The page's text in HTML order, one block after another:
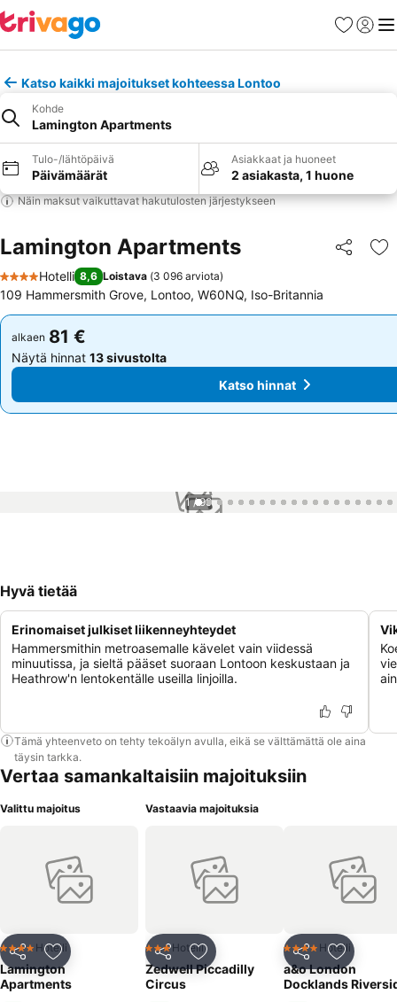
Suosikit
Katso kaikki majoitukset kohteessa Lontoo
Kohde
Lamington Apartments
Tulo-/lähtöpäivä
Päivämäärät
Asiakkaat ja huoneet
2 asiakasta, 1 huone
Näin maksut vaikuttavat hakutulosten järjestykseen
Lamington Apartments Jaa
4 Tähtiluokitus
Hotelli 8,6 Loistava (3 096 arviota)
109 Hammersmith Grove, Lontoo, W60NQ, Iso-Britannia
alkaen 81 €
Näytä hinnat 13 sivustolta
Katso hinnat
alkaen 81 €
Näytä hinnat 13 sivustolta
Katso hinnat
1 / 99
Hyvä tietää
Erinomaiset julkiset liikenneyhteydet
Hammersmithin metroasemalle kävelet vain viidessä
minuutissa, ja sieltä pääset suoraan Lontoon keskustaan ja
Heathrow'n lentokentälle useilla linjoilla.
Tämä yhteenveto on tehty tekoälyn avulla, eikä se välttämättä ole aina
täysin tarkka.
Vertaa samankaltaisiin majoituksiin
Valittu majoitus
Jaa Lisää suosikkeihin
4 Tähtiluokitus
Hotelli
Lamington
Apartments
Vastaavia majoituksia
Jaa Lisää suosikkeihin
3 Tähtiluokitus
Hotelli
Zedwell Piccadilly
Circus
Jaa Lisää
4 Tähtiluokitus
Hotelli
a&o London
Docklands